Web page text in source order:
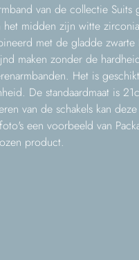
van de collectie Suits
het midden zijn witte
met de gladde zwarte
maken zonder de
Het is
De standaardmaat is
van de schakels kan
een voorbeeld van
product.